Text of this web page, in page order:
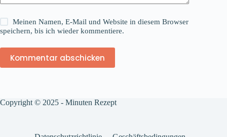
Meinen Namen, E-Mail und Website in diesem Browser
speichern, bis ich wieder kommentiere.
Kommentar abschicken
Copyright © 2025 - Minuten Rezept